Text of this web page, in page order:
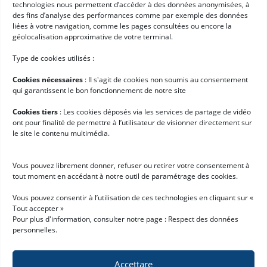
technologies nous permettent d’accéder à des données anonymisées, à
des fins d’analyse des performances comme par exemple des données
liées à votre navigation, comme les pages consultées ou encore la
géolocalisation approximative de votre terminal.
Type de cookies utilisés :
Cookies nécessaires : II s'agit de cookies non soumis au consentement
qui garantissent le bon fonctionnement de notre site
Cookies tiers : Les cookies déposés via les services de partage de vidéo
ont pour finalité de permettre à l’utilisateur de visionner directement sur
le site le contenu multimédia.
Vous pouvez librement donner, refuser ou retirer votre consentement à
tout moment en accédant à notre outil de paramétrage des cookies.
Vous pouvez consentir à l’utilisation de ces technologies en cliquant sur «
Tout accepter »
Pour plus d'information, consulter notre page : Respect des données
personnelles.
Accettare
Newsletter
Email (Obbligatorio)
RGPD(Obbligatorio)
Autorizzo la raccolta e il trattamento dei miei dati personali,
Link rapidi
Software per la logistica
Storie di successo
Lavora con noi
Richiedi una demo